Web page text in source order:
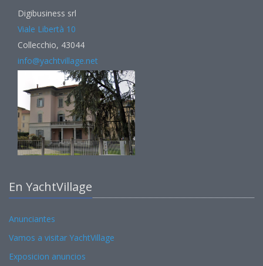
Digibusiness srl
Viale Libertà 10
Collecchio, 43044
info@yachtvillage.net
En YachtVillage
Anunciantes
Vamos a visitar YachtVillage
Exposicion anuncios